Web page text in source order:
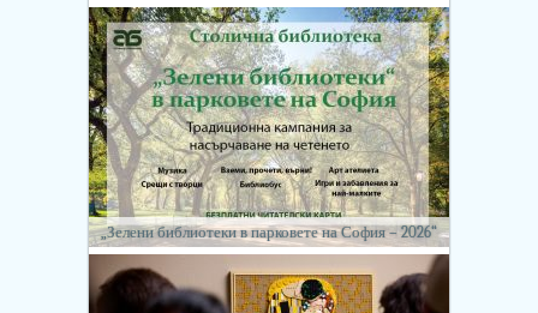
„Зелени библиотеки в парковете на София – 2026“